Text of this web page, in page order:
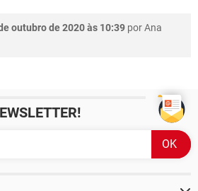
outubro de 2020 às 10:39 porAna